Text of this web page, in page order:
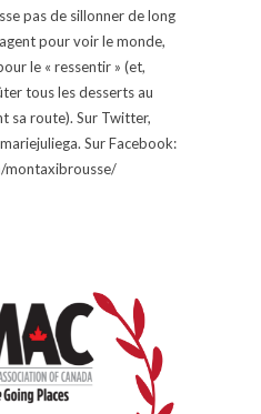
pas de sillonner de long
pour voir le monde,
le « ressentir » (et,
tous les desserts au
sa route). Sur Twitter,
Sur Facebook:
montaxibrousse/